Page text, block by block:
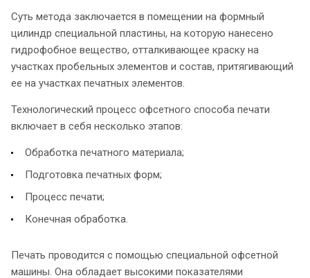
Суть метода заключается в помещении на формный
цилиндр специальной пластины, на которую нанесено
гидрофобное вещество, отталкивающее краску на
участках пробельных элементов и состав, притягивающий
ее на участках печатных элементов.
Технологический процесс офсетного способа печати
включает в себя несколько этапов:
Обработка печатного материала;
Подготовка печатных форм;
Процесс печати;
Конечная обработка.
Печать проводится с помощью специальной офсетной
машины. Она обладает высокими показателями